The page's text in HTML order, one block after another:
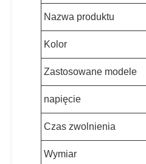
Nazwa produktu
Kolor
Zastosowane modele
napięcie
Czas zwolnienia
Wymiar